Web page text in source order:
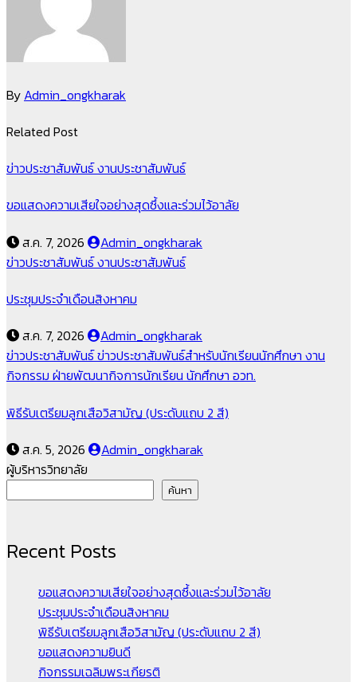
By Admin_ongkharak
Related Post
ข่าวประชาสัมพันธ์งานประชาสัมพันธ์
ขอแสดงความเสียใจอย่างสุดซึ้งและร่วมไว้อาลัย
ส.ค. 7, 2026
Admin_ongkharak
ข่าวประชาสัมพันธ์งานประชาสัมพันธ์
ประชุมประจำเดือนสิงหาคม
ส.ค. 7, 2026
Admin_ongkharak
ข่าวประชาสัมพันธ์ข่าวประชาสัมพันธ์สำหรับนักเรียนนักศึกษา งาน
กิจกรรม ฝ่ายพัฒนากิจการนักเรียน นักศึกษา อวท.
พิธีรับเตรียมลูกเสือวิสามัญ (ประดับแถบ 2 สี)
ส.ค. 5, 2026
Admin_ongkharak
ผู้บริหารวิทยาลัย
ค้นหา
Recent Posts
ขอแสดงความเสียใจอย่างสุดซึ้งและร่วมไว้อาลัย
ประชุมประจำเดือนสิงหาคม
พิธีรับเตรียมลูกเสือวิสามัญ (ประดับแถบ 2 สี)
ขอแสดงความยินดี
กิจกรรมเฉลิมพระเกียรติ